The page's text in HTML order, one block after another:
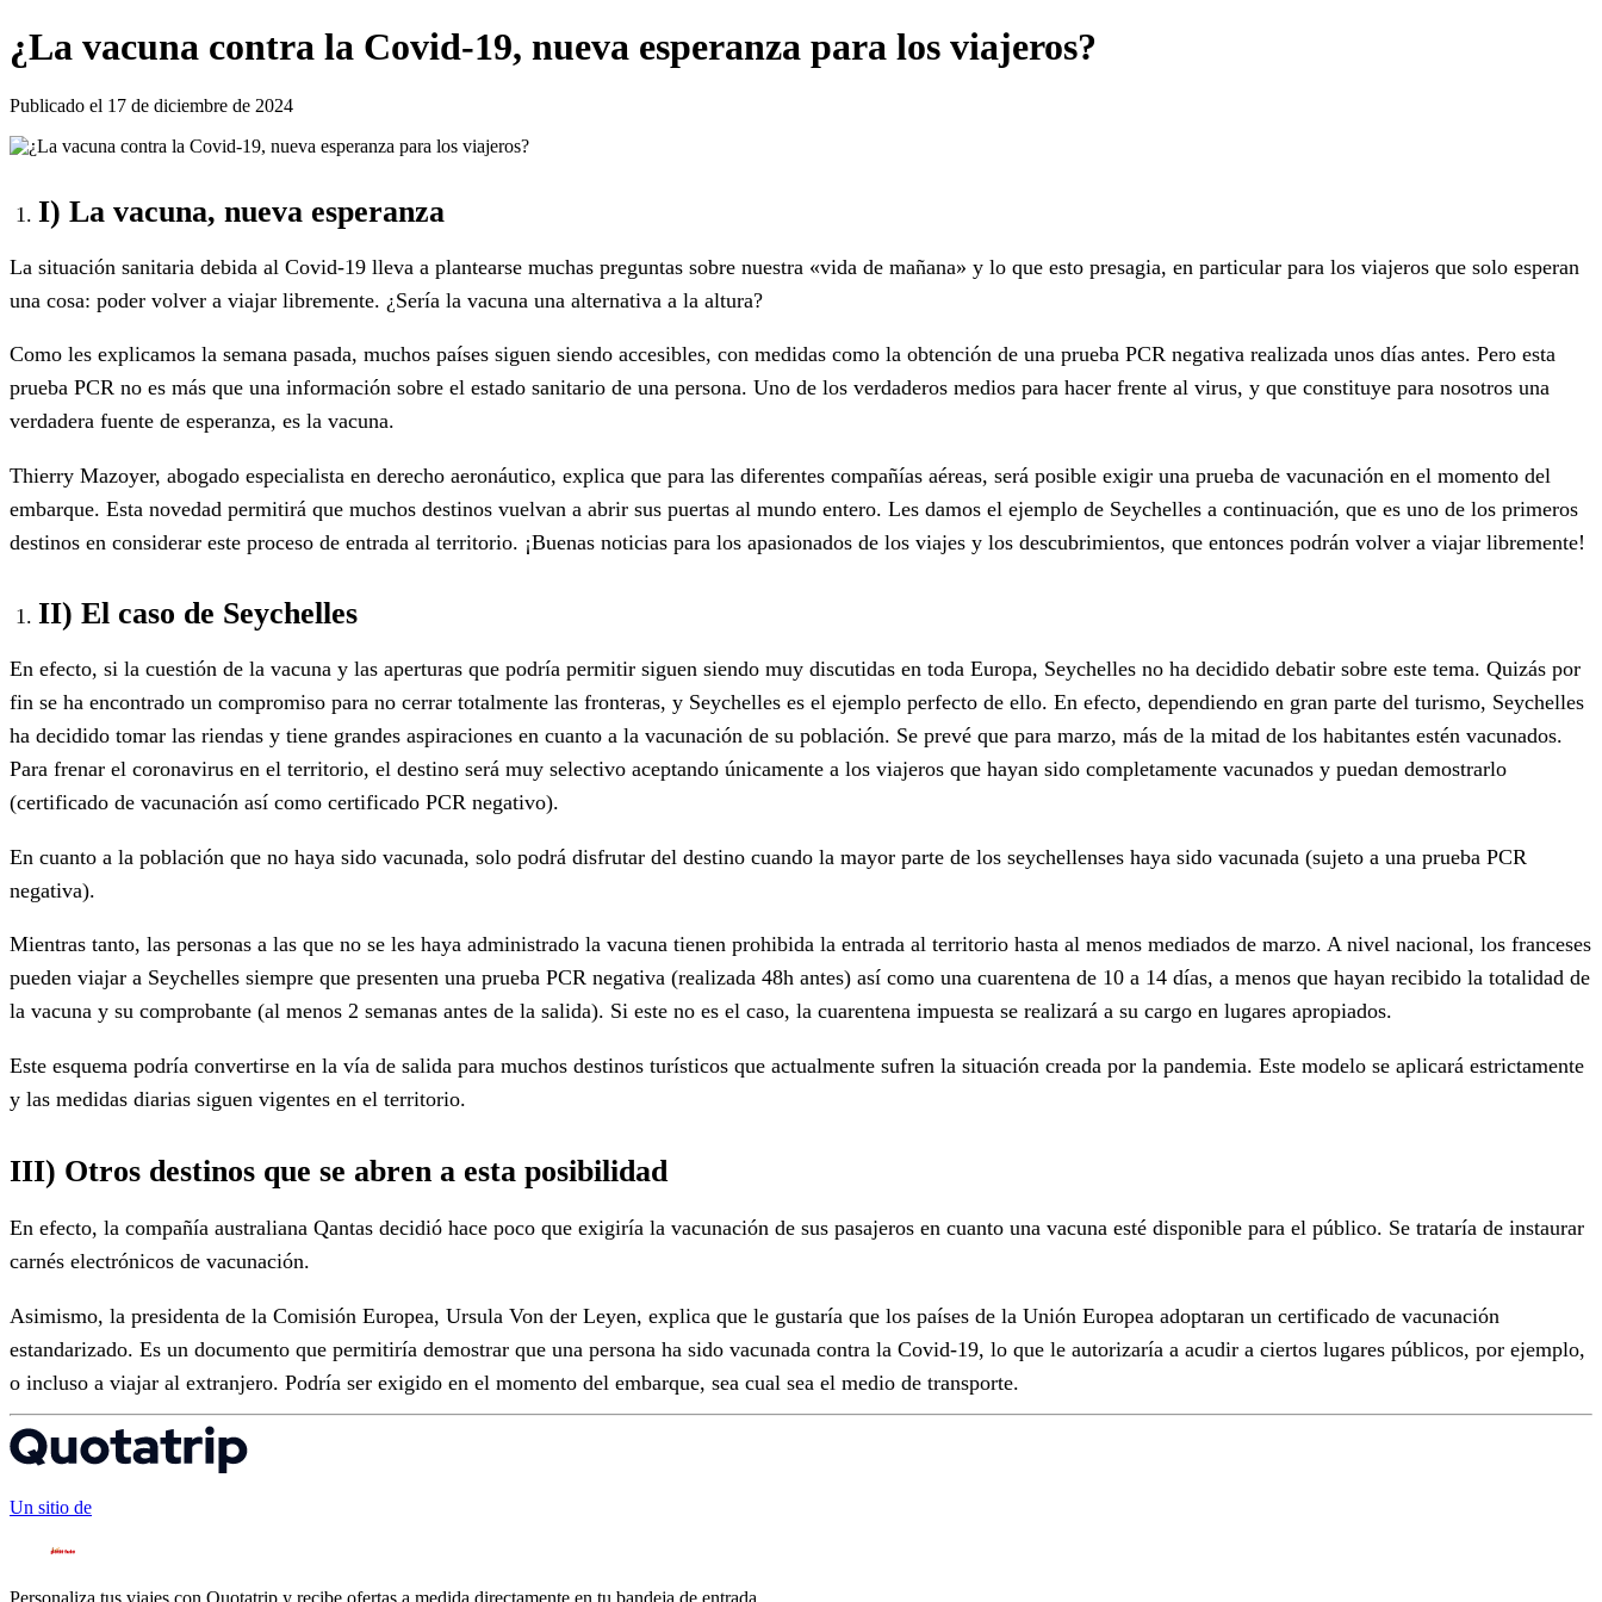
¿La vacuna contra la Covid-19, nueva esperanza para los viajeros?
Publicado el 17 de diciembre de 2024
I) La vacuna, nueva esperanza
La situación sanitaria debida al Covid-19 lleva a plantearse muchas preguntas sobre nuestra «vida de mañana» y lo que esto presagia, en particular para los viajeros que solo esperan
una cosa: poder volver a viajar libremente. ¿Sería la vacuna una alternativa a la altura?
Como les explicamos la semana pasada, muchos países siguen siendo accesibles, con medidas como la obtención de una prueba PCR negativa realizada unos días antes. Pero esta
prueba PCR no es más que una información sobre el estado sanitario de una persona. Uno de los verdaderos medios para hacer frente al virus, y que constituye para nosotros una
verdadera fuente de esperanza, es la vacuna.
Thierry Mazoyer, abogado especialista en derecho aeronáutico, explica que para las diferentes compañías aéreas, será posible exigir una prueba de vacunación en el momento del
embarque. Esta novedad permitirá que muchos destinos vuelvan a abrir sus puertas al mundo entero. Les damos el ejemplo de Seychelles a continuación, que es uno de los primeros
destinos en considerar este proceso de entrada al territorio. ¡Buenas noticias para los apasionados de los viajes y los descubrimientos, que entonces podrán volver a viajar libremente!
II) El caso de Seychelles
En efecto, si la cuestión de la vacuna y las aperturas que podría permitir siguen siendo muy discutidas en toda Europa, Seychelles no ha decidido debatir sobre este tema. Quizás por
fin se ha encontrado un compromiso para no cerrar totalmente las fronteras, y Seychelles es el ejemplo perfecto de ello. En efecto, dependiendo en gran parte del turismo, Seychelles
ha decidido tomar las riendas y tiene grandes aspiraciones en cuanto a la vacunación de su población. Se prevé que para marzo, más de la mitad de los habitantes estén vacunados.
Para frenar el coronavirus en el territorio, el destino será muy selectivo aceptando únicamente a los viajeros que hayan sido completamente vacunados y puedan demostrarlo
(certificado de vacunación así como certificado PCR negativo).
En cuanto a la población que no haya sido vacunada, solo podrá disfrutar del destino cuando la mayor parte de los seychellenses haya sido vacunada (sujeto a una prueba PCR
negativa).
Mientras tanto, las personas a las que no se les haya administrado la vacuna tienen prohibida la entrada al territorio hasta al menos mediados de marzo. A nivel nacional, los franceses
pueden viajar a Seychelles siempre que presenten una prueba PCR negativa (realizada 48h antes) así como una cuarentena de 10 a 14 días, a menos que hayan recibido la totalidad de
la vacuna y su comprobante (al menos 2 semanas antes de la salida). Si este no es el caso, la cuarentena impuesta se realizará a su cargo en lugares apropiados.
Este esquema podría convertirse en la vía de salida para muchos destinos turísticos que actualmente sufren la situación creada por la pandemia. Este modelo se aplicará estrictamente
y las medidas diarias siguen vigentes en el territorio.
III) Otros destinos que se abren a esta posibilidad
En efecto, la compañía australiana Qantas decidió hace poco que exigiría la vacunación de sus pasajeros en cuanto una vacuna esté disponible para el público. Se trataría de instaurar
carnés electrónicos de vacunación.
Asimismo, la presidenta de la Comisión Europea, Ursula Von der Leyen, explica que le gustaría que los países de la Unión Europea adoptaran un certificado de vacunación
estandarizado. Es un documento que permitiría demostrar que una persona ha sido vacunada contra la Covid-19, lo que le autorizaría a acudir a ciertos lugares públicos, por ejemplo,
o incluso a viajar al extranjero. Podría ser exigido en el momento del embarque, sea cual sea el medio de transporte.
Un sitio de